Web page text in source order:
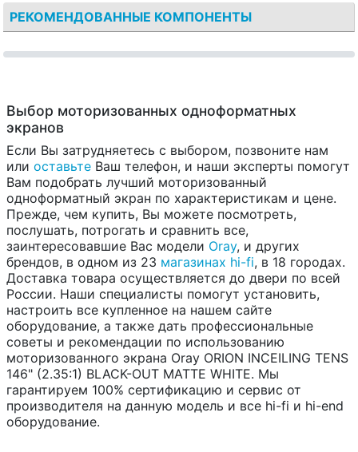
РЕКОМЕНДОВАННЫЕ КОМПОНЕНТЫ
Выбор моторизованных одноформатных
экранов
Если Вы затрудняетесь с выбором, позвоните нам
или оставьте Ваш телефон, и наши эксперты помогут
Вам подобрать лучший моторизованный
одноформатный экран по характеристикам и цене.
Прежде, чем купить, Вы можете посмотреть,
послушать, потрогать и сравнить все,
заинтересовавшие Вас модели Oray, и других
брендов, в одном из 23 магазинах hi-fi, в 18 городах.
Доставка товара осуществляется до двери по всей
России. Наши специалисты помогут установить,
настроить все купленное на нашем сайте
оборудование, а также дать профессиональные
советы и рекомендации по использованию
моторизованного экрана Oray ORION INCEILING TENS
146" (2.35:1) BLACK-OUT MATTE WHITE. Мы
гарантируем 100% сертификацию и сервис от
производителя на данную модель и все hi-fi и hi-end
оборудование.